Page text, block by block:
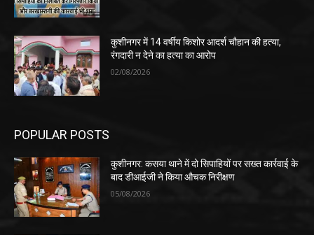
कुशीनगर में 14 वर्षीय किशोर आदर्श चौहान की हत्या,
रंगदारी न देने का हत्या का आरोप
02/08/2026
POPULAR POSTS
कुशीनगर: कसया थाने में दो सिपाहियों पर सख्त कार्रवाई के
बाद डीआईजी ने किया औचक निरीक्षण
05/08/2026